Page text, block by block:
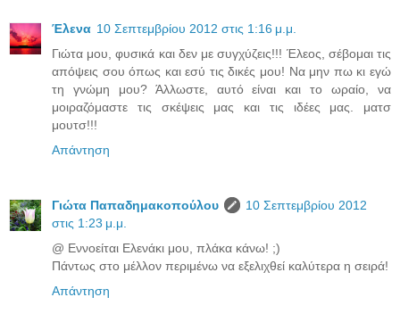
Έλενα 10 Σεπτεμβρίου 2012 στις 1:16 μ.μ.
Γιώτα μου, φυσικά και δεν με συγχύζεις!!! Έλεος, σέβομαι τις
απόψεις σου όπως και εσύ τις δικές μου! Να μην πω κι εγώ
τη γνώμη μου? Άλλωστε, αυτό είναι και το ωραίο, να
μοιραζόμαστε τις σκέψεις μας και τις ιδέες μας. ματσ
μουτσ!!!
Απάντηση
Γιώτα Παπαδημακοπούλου
10 Σεπτεμβρίου 2012
στις 1:23 μ.μ.
@ Εννοείται Ελενάκι μου, πλάκα κάνω! ;)
Πάντως στο μέλλον περιμένω να εξελιχθεί καλύτερα η σειρά!
Απάντηση